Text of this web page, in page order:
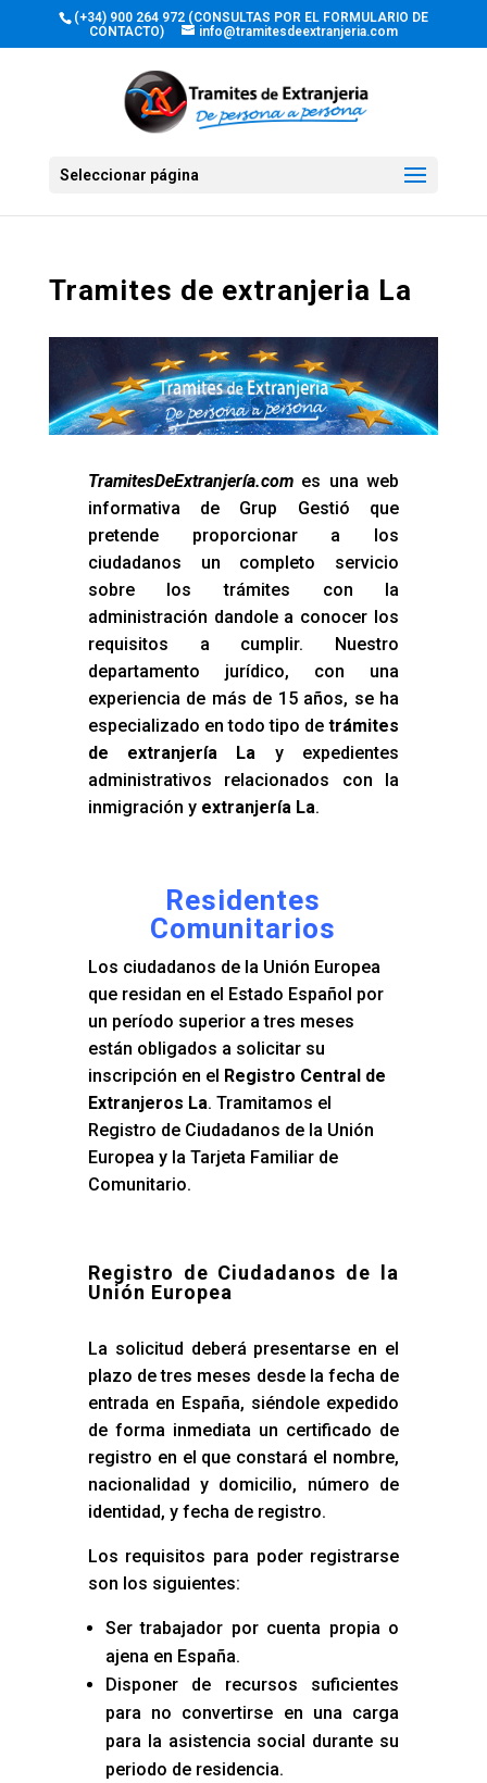
(+34) 900 264 972 (CONSULTAS POR EL FORMULARIO DE
CONTACTO)
info@tramitesdeextranjeria.com
Seleccionar página
Tramites de extranjeria La
TramitesDeExtranjería.comes una web
informativa de Grup Gestió que
pretende proporcionar a los
ciudadanos un completo servicio
sobre los trámites con la
administración dandole a conocer los
requisitos a cumplir. Nuestro
departamento jurídico, con una
experiencia de más de 15 años, se ha
especializado en todo tipo detrámites
de extranjería La y expedientes
administrativos relacionados con la
inmigración y extranjería La.
Residentes
Comunitarios
Los ciudadanos de la Unión Europea
que residan en el Estado Español por
un período superior a tres meses
están obligados a solicitar su
inscripción en el Registro Central de
Extranjeros La. Tramitamos el
Registro de Ciudadanos de la Unión
Europea y la Tarjeta Familiar de
Comunitario.
Registro de Ciudadanos de la
Unión Europea
La solicitud deberá presentarse en el
plazo de tres meses desde la fecha de
entrada en España, siéndole expedido
de forma inmediata un certificado de
registro en el que constará el nombre,
nacionalidad y domicilio, número de
identidad, y fecha de registro.
Los requisitos para poder registrarse
son los siguientes:
Ser trabajador por cuenta propia o
ajena en España.
Disponer de recursos suficientes
para no convertirse en una carga
para la asistencia social durante su
periodo de residencia.